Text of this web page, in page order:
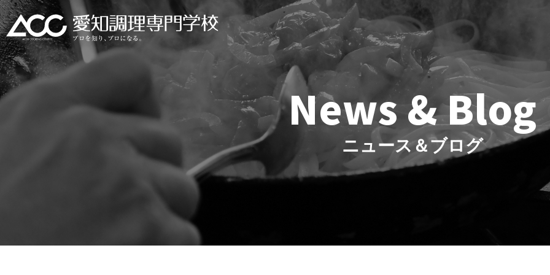
News & Blog
ニュース＆ブログ